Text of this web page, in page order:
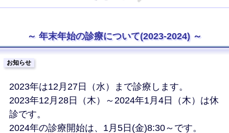
年末年始の診療について(2023-2024)
お知らせ
2023年は12月27日（水）まで診療します。
2023年12月28日（木）～2024年1月4日（木）は休
診です。
2024年の診療開始は、1月5日(金)8:30～です。